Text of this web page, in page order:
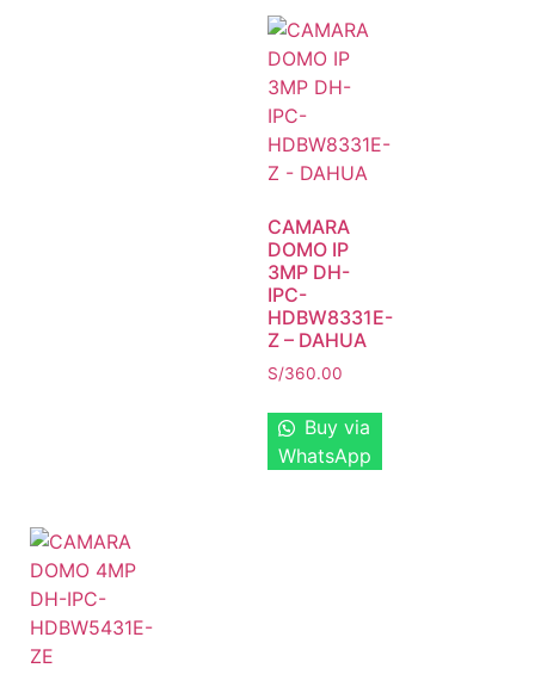
CAMARA
DOMO IP
3MP DH-
IPC-
HDBW8331E-
Z – DAHUA
S/360.00
Buy via
WhatsApp